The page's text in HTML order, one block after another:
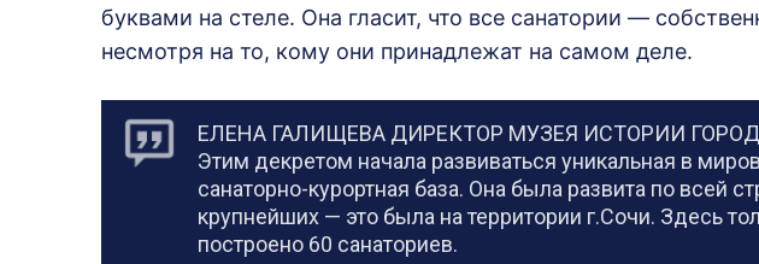
буквами на стеле. Она гласит, что все санатории —
несмотря на то, кому они принадлежат на самом деле.
ЕЛЕНА ГАЛИЩЕВА ДИРЕКТОР МУЗЕЯ ИСТОРИИ
Этим декретом начала развиваться уникальная в
санаторно-курортная база. Она была развита по всей
крупнейших — это была на территории г.Сочи. Здесь
построено 60 санаториев.